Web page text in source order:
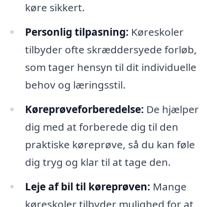
køre sikkert.
Personlig tilpasning: Køreskoler
tilbyder ofte skræddersyede forløb,
som tager hensyn til dit individuelle
behov og læringsstil.
Køreprøveforberedelse: De hjælper
dig med at forberede dig til den
praktiske køreprøve, så du kan føle
dig tryg og klar til at tage den.
Leje af bil til køreprøven: Mange
køreskoler tilbyder mulighed for at